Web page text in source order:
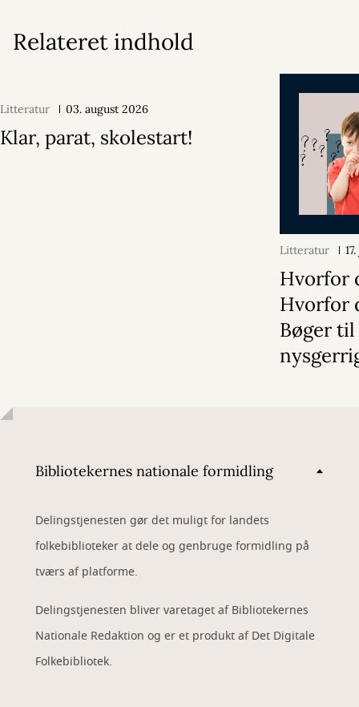
Relateret indhold
Litteratur 03. august 2026
Klar, parat, skolestart!
Litteratur
Hvorfor
Hvorfor
Bøger til
Bibliotekernes nationale formidling
Delingstjenesten gør det muligt for landets
folkebiblioteker at dele og genbruge formidling på
tværs af platforme.
Delingstjenesten bliver varetaget af Bibliotekernes
Nationale Redaktion og er et produkt af Det Digitale
Folkebibliotek.